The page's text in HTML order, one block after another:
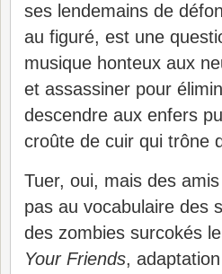
ses lendemains de
au figuré, est une
musique honteux aux
et assassiner pour
descendre aux enfers
croûte de cuir qui trône
Tuer, oui, mais des
pas au vocabulaire des
des zombies surcokés
Your Friends,